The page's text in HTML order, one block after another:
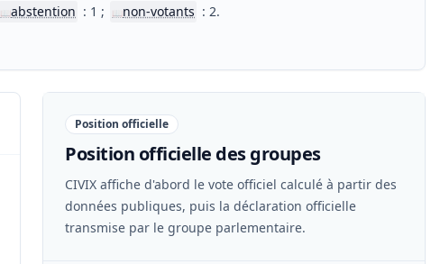
📖abstention : 1 ; 📖non-votants : 2.
Position officielle
Position officielle des groupes
CIVIX affiche d'abord le vote officiel calculé à partir des
données publiques, puis la déclaration officielle
transmise par le groupe parlementaire.